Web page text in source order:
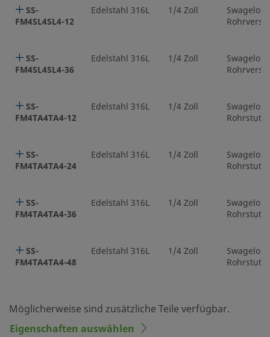
SS-
FM4SL4SL4-12
Edelstahl 316L 1/4 Zoll
SS-
FM4SL4SL4-36
Edelstahl 316L 1/4 Zoll
SS-
FM4TA4TA4-12
Edelstahl 316L 1/4 Zoll
SS-
FM4TA4TA4-24
Edelstahl 316L 1/4 Zoll
SS-
FM4TA4TA4-36
Edelstahl 316L 1/4 Zoll
SS-
FM4TA4TA4-48
Edelstahl 316L 1/4 Zoll
Möglicherweise sind zusätzliche Teile verfügbar.
Eigenschaften auswählen